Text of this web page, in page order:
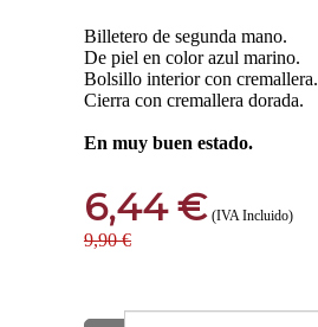
Billetero de segunda mano.
De piel en color azul marino.
Bolsillo interior con cremallera.
Cierra con cremallera dorada.
En muy buen estado.
6,44 € (IVA Incluido)
9,90 €